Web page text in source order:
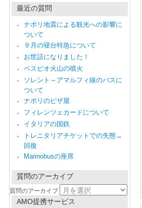
最近の質問
ナポリ地震による観光への影響に
ついて
９月の寝台特急について
お世話になりました！
ベスピオ火山の噴火
ソレント～アマルフィ線のバスに
ついて
ナポリのピザ屋
フィレンツェカードについて
イタリアの国鉄
トレニタリアチケットでの失態→
回復
Marinobusの座席
質問のアーカイブ
質問のアーカイブ
AMO提携サービス